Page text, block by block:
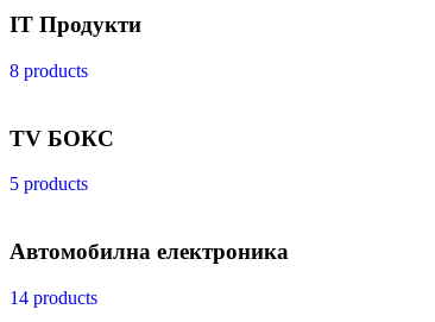
IT Продукти
8 products
TV БОКС
5 products
Автомобилна електроника
14 products